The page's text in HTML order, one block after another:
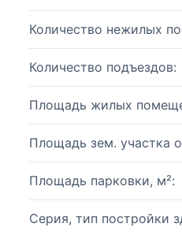
Количество нежилых
Количество подъездов:
Площадь жилых
Площадь зем. участка
Площадь парковки, м²:
Серия, тип постройки